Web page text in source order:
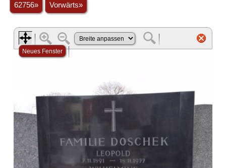
62756» Vorwärts»